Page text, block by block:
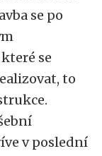
se po
se
to
v poslední